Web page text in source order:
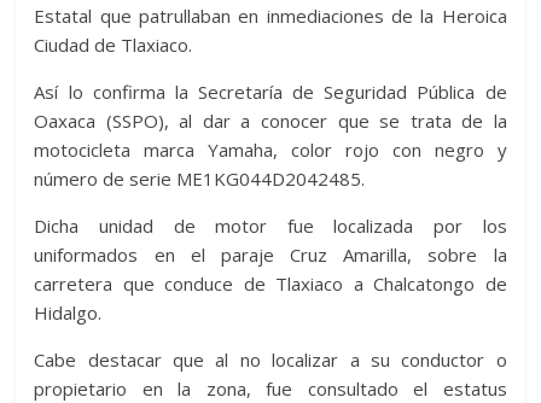
Estatal que patrullaban en inmediaciones de la Heroica
Ciudad de Tlaxiaco.
Así lo confirma la Secretaría de Seguridad Pública de
Oaxaca (SSPO), al dar a conocer que se trata de la
motocicleta marca Yamaha, color rojo con negro y
número de serie ME1KG044D2042485.
Dicha unidad de motor fue localizada por los
uniformados en el paraje Cruz Amarilla, sobre la
carretera que conduce de Tlaxiaco a Chalcatongo de
Hidalgo.
Cabe destacar que al no localizar a su conductor o
propietario en la zona, fue consultado el estatus